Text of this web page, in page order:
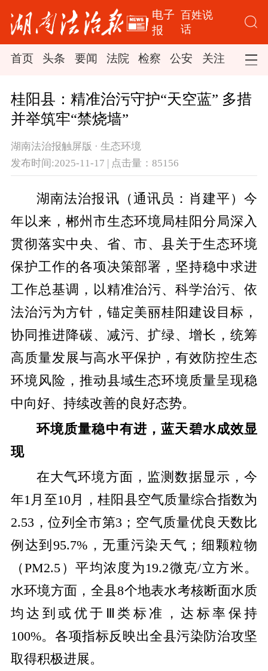
电子
报
百姓说
话
首页 头条 要闻 法院 检察 公安 关注 司法
桂阳县：精准治污守护“天空蓝” 多措
并举筑牢“禁烧墙”
湖南法治报触屏版 · 生态环境
发布时间:2025-11-17 | 点击量：85156
湖南法治报讯（通讯员：肖建平）今
年以来，郴州市生态环境局桂阳分局深入
贯彻落实中央、省、市、县关于生态环境
保护工作的各项决策部署，坚持稳中求进
工作总基调，以精准治污、科学治污、依
法治污为方针，锚定美丽桂阳建设目标，
协同推进降碳、减污、扩绿、增长，统筹
高质量发展与高水平保护，有效防控生态
环境风险，推动县域生态环境质量呈现稳
中向好、持续改善的良好态势。
环境质量稳中有进，蓝天碧水成效显
现
在大气环境方面，监测数据显示，今
年1月至10月，桂阳县空气质量综合指数为
2.53，位列全市第3；空气质量优良天数比
例达到95.7%，无重污染天气；细颗粒物
（PM2.5）平均浓度为19.2微克/立方米。
水环境方面，全县8个地表水考核断面水质
均达到或优于Ⅲ类标准，达标率保持
100%。各项指标反映出全县污染防治攻坚
取得积极进展。